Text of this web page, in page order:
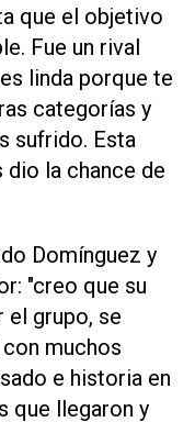
que el objetivo
Fue un rival
linda porque te
categorías y
sufrido. Esta
dio la chance de
Domínguez y
"creo que su
el grupo, se
muchos
e historia en
que llegaron y